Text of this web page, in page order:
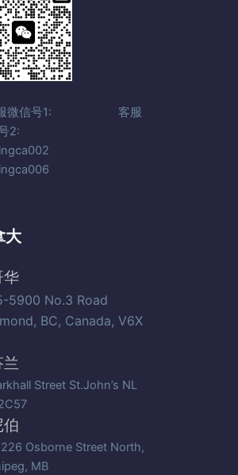
微信号1: 客服
2:
大
华
5900 No.3 Road
BC, Canada, V6X
Street St.John’s NL
伯
Osborne Street North,
MB